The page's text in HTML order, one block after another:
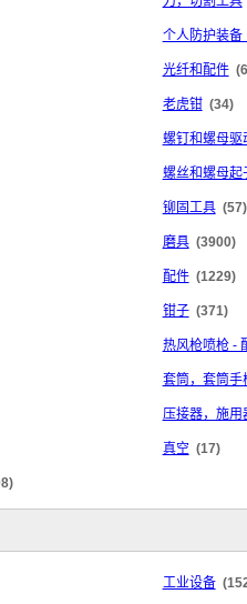
个人防护装备
光纤和配件
老虎钳 (34)
螺钉和螺母驱
螺丝和螺母起
铆固工具 (57)
磨具 (3900)
配件 (1229)
钳子 (371)
热风枪喷枪 -
套筒，套筒手
压接器，施用
真空 (17)
工业设备